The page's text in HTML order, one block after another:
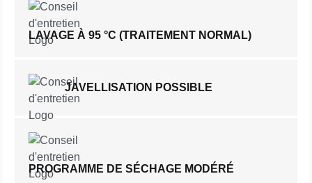
LAVAGE À 95 °C (TRAITEMENT NORMAL)
JAVELLISATION POSSIBLE
PROGRAMME DE SÉCHAGE MODÉRÉ